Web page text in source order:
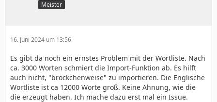
Meister
16. Juni 2024 um 13:56
Es gibt da noch ein ernstes Problem mit der Wortliste. Nach
ca. 3000 Worten schmiert die Import-Funktion ab. Es hilft
auch nicht, "bröckchenweise" zu importieren. Die Englische
Wortliste ist ca 12000 Worte groß. Keine Ahnung, wie die
die erzeugt haben. Ich mache dazu erst mal ein Issue.